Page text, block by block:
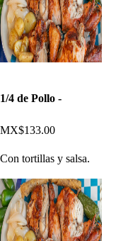
1/4 de Pollo -
MX$133.00
Con tortillas y salsa.